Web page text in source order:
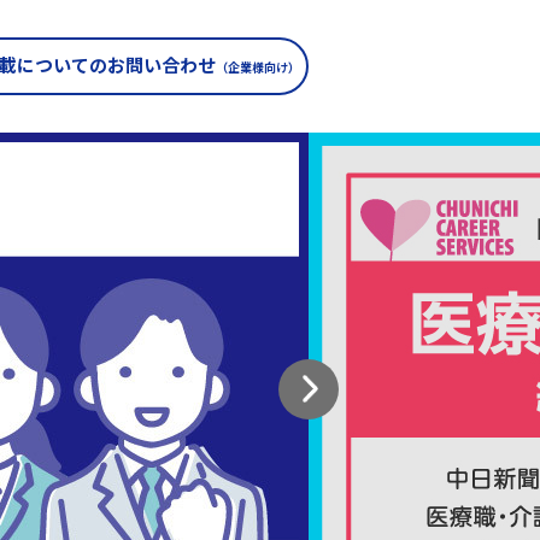
についてのお問い合わせ （企業様向け）